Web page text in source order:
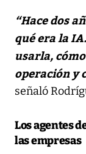
“Hace dos
qué era la
usarla,
operación y
señaló
Los agentes
las empresas